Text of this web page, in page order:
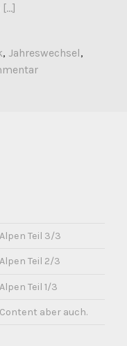
, Jahreswechsel,
Teil 3/3
Teil 2/3
Teil 1/3
aber auch.